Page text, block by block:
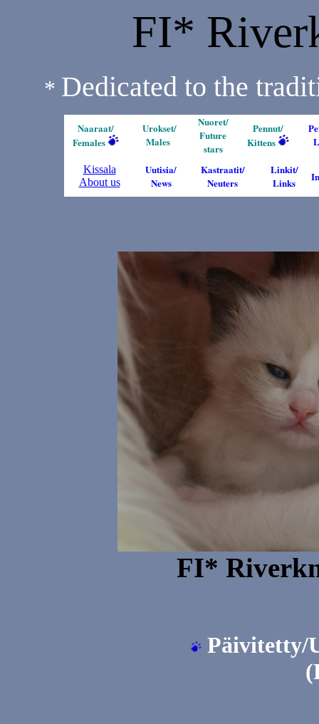
FI*
* Dedicated to the
Naaraat/
Females
Urokset/
Males
Nuoret/
Future
stars
Pennut/
Kittens
Kissala
About us
Uutisia/
News
Kastraatit/
Neuters
Linkit/
Links
FI*
Päivitetty/